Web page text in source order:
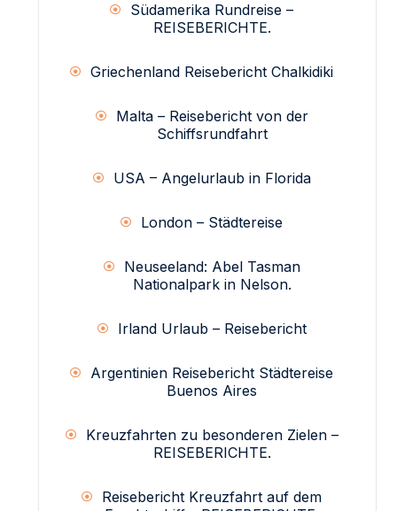
Südamerika Rundreise –
REISEBERICHTE.
Griechenland Reisebericht Chalkidiki
Malta – Reisebericht von der
Schiffsrundfahrt
USA – Angelurlaub in Florida
London – Städtereise
Neuseeland: Abel Tasman
Nationalpark in Nelson.
Irland Urlaub – Reisebericht
Argentinien Reisebericht Städtereise
Buenos Aires
Kreuzfahrten zu besonderen Zielen –
REISEBERICHTE.
Reisebericht Kreuzfahrt auf dem